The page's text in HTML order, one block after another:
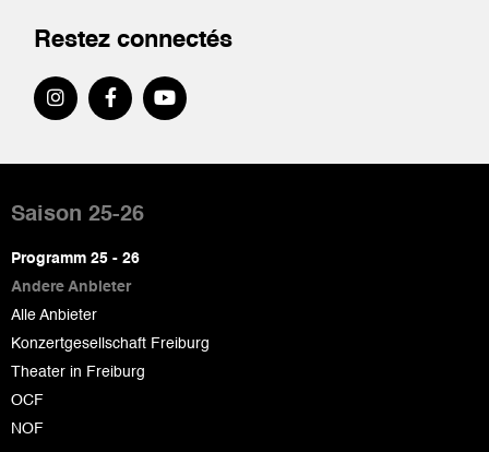
Restez connectés
de
page
Saison 25-26
Programm 25 - 26
Andere Anbieter
Alle Anbieter
Konzertgesellschaft Freiburg
Theater in Freiburg
OCF
NOF